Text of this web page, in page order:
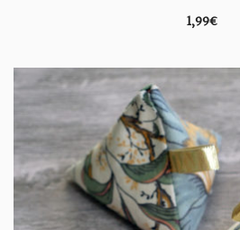
1,99€